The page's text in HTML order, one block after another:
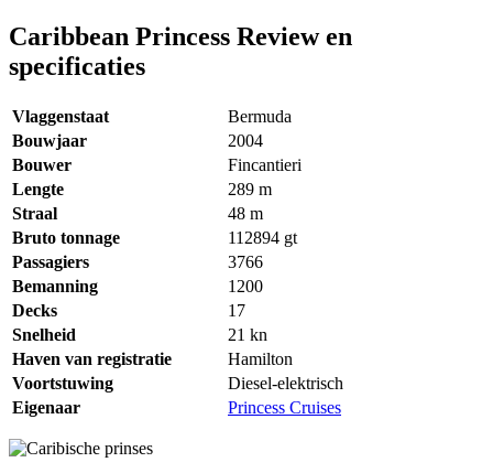
Caribbean Princess Review en
specificaties
Vlaggenstaat
Bermuda
Bouwjaar
2004
Bouwer
Fincantieri
Lengte
289 m
Straal
48 m
Bruto tonnage
112894 gt
Passagiers
3766
Bemanning
1200
Decks
17
Snelheid
21 kn
Haven van registratie
Hamilton
Voortstuwing
Diesel-elektrisch
Eigenaar
Princess Cruises